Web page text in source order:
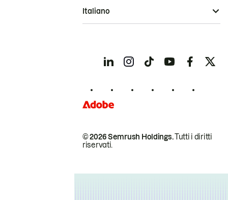
© 2026 Semrush Holdings.Tutti i diritti
riservati.
Italiano